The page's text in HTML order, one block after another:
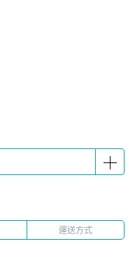
運送方式